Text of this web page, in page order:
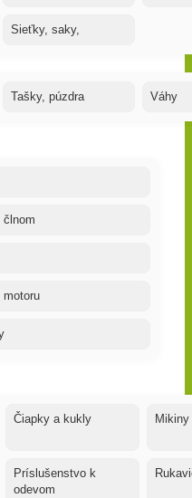
Sieťky, saky,
Tašky, púzdra Váhy
člnom
Čiapky a kukly Mikiny
Príslušenstvo k
odevom